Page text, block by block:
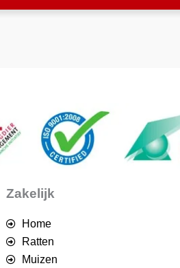
Zakelijk
Home
Ratten
Muizen